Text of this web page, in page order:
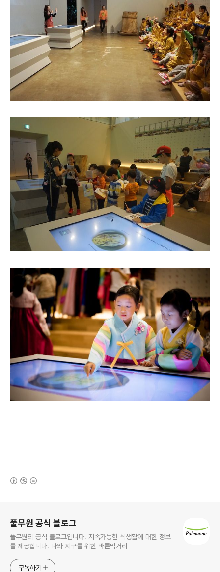
풀무원 공식 블로그
풀무원의 공식 블로그입니다. 지속가능한 식생활에 대한 정보
를 제공합니다. 나와 지구를 위한 바른먹거리
구독하기